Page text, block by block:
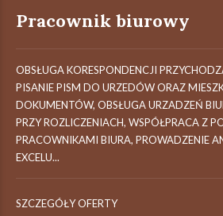
Pracownik biurowy
OBSŁUGA KORESPONDENCJI
PISANIE PISM DO URZEDÓW ORAZ
DOKUMENTÓW, OBSŁUGA URZADZEŃ
PRZY ROZLICZENIACH, WSPÓŁPRACA Z
PRACOWNIKAMI BIURA, PROWADZENIE
EXCELU...
SZCZEGÓŁY OFERTY